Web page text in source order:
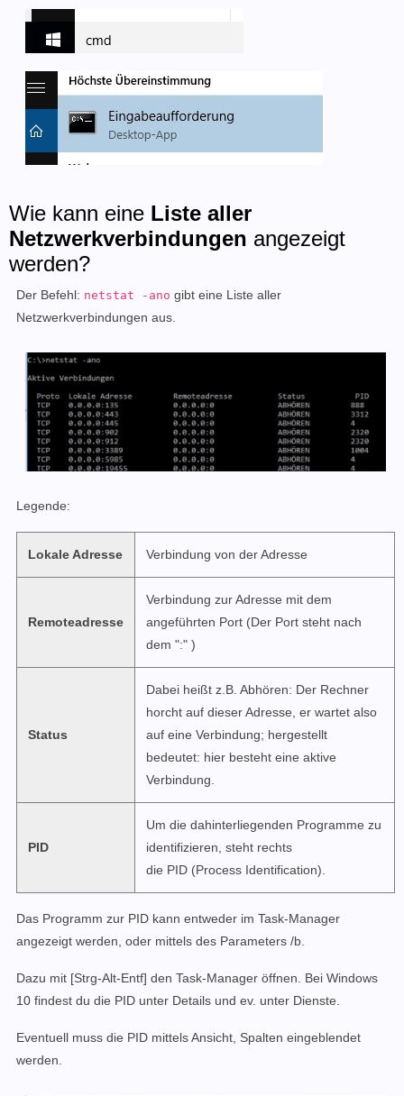
Wie kann eine Liste aller
Netzwerkverbindungen angezeigt
werden?
Der Befehl: netstat -ano gibt eine Liste aller
Netzwerkverbindungen aus.
Legende:
Lokale Adresse Verbindung von der Adresse
Remoteadresse
Verbindung zur Adresse mit dem
angeführten Port (Der Port steht nach
dem ":" )
Status
Dabei heißt z.B. Abhören: Der Rechner
horcht auf dieser Adresse, er wartet also
auf eine Verbindung; hergestellt
bedeutet: hier besteht eine aktive
Verbindung.
PID
Um die dahinterliegenden Programme zu
identifizieren, steht rechts
die PID (Process Identification).
Das Programm zur PID kann entweder im Task-Manager
angezeigt werden, oder mittels des Parameters /b.
Dazu mit [Strg-Alt-Entf] den Task-Manager öffnen. Bei Windows
10 findest du die PID unter Details und ev. unter Dienste.
Eventuell muss die PID mittels Ansicht, Spalten eingeblendet
werden.